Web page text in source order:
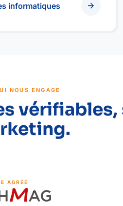
informatiques arrow_forward
NOUS ENGAGE
vérifiables,
AGRÉÉ